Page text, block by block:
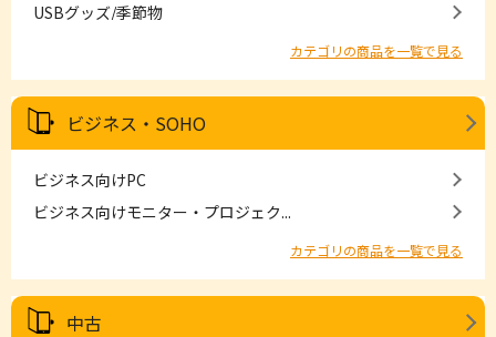
USBグッズ/季節物
カテゴリの商品を一覧で見る
ビジネス・SOHO
ビジネス向けPC
ビジネス向けモニター・プロジェク...
カテゴリの商品を一覧で見る
中古